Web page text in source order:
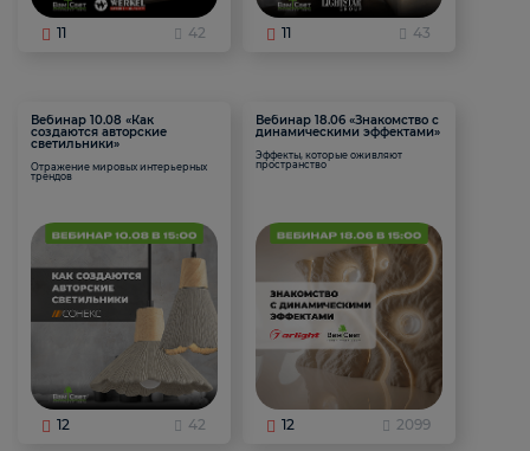
11 42 11 43
Вебинар 10.08 «Как
создаются авторские
светильники»
Отражение мировых интерьерных
трендов
12 42
Вебинар 18.06 «Знакомство с
динамическими эффектами»
Эффекты, которые оживляют
пространство
12 2099